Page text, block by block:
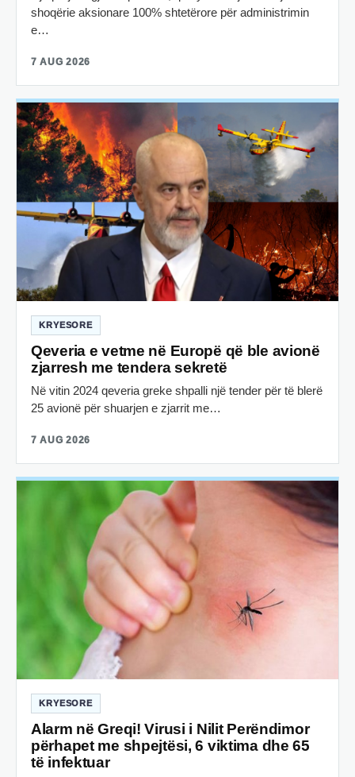
shoqërie aksionare 100% shtetërore për administrimin
e…
7 AUG 2026
KRYESORE
Qeveria e vetme në Europë që ble avionë
zjarresh me tendera sekretë
Në vitin 2024 qeveria greke shpalli një tender për të blerë
25 avionë për shuarjen e zjarrit me…
7 AUG 2026
KRYESORE
Alarm në Greqi! Virusi i Nilit Perëndimor
përhapet me shpejtësi, 6 viktima dhe 65
të infektuar